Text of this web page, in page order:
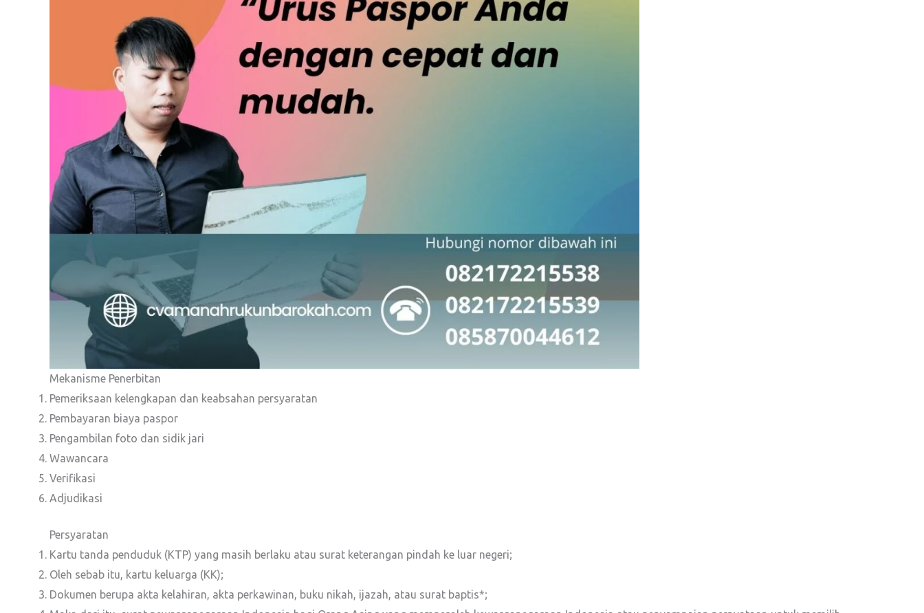
Mekanisme Penerbitan
Pemeriksaan kelengkapan dan keabsahan persyaratan
Pembayaran biaya paspor
Pengambilan foto dan sidik jari
Wawancara
Verifikasi
Adjudikasi
Persyaratan
Kartu tanda penduduk (KTP) yang masih berlaku atau surat keterangan pindah ke luar negeri;
Oleh sebab itu, kartu keluarga (KK);
Dokumen berupa akta kelahiran, akta perkawinan, buku nikah, ijazah, atau surat baptis*;